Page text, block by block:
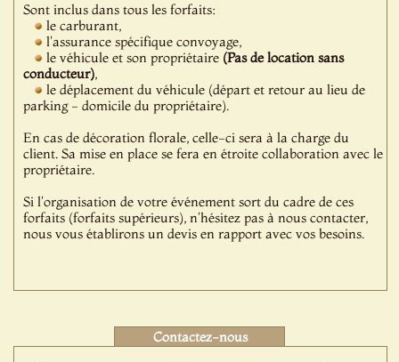
Sont inclus dans tous les forfaits:
le carburant,
l'assurance spécifique convoyage,
le véhicule et son propriétaire (Pas de location sans
conducteur),
le déplacement du véhicule (départ et retour au lieu de
parking - domicile du propriétaire).
En cas de décoration florale, celle-ci sera à la charge du
client. Sa mise en place se fera en étroite collaboration avec le
propriétaire.
Si l'organisation de votre événement sort du cadre de ces
forfaits (forfaits supérieurs), n'hésitez pas à nous contacter,
nous vous établirons un devis en rapport avec vos besoins.
Contactez-nous